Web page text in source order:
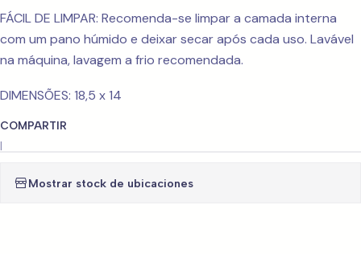
FÁCIL DE LIMPAR: Recomenda-se limpar a camada interna
com um pano húmido e deixar secar após cada uso. Lavável
na máquina, lavagem a frio recomendada.
DIMENSÕES: 18,5 x 14
COMPARTIR
|
Mostrar stock de ubicaciones